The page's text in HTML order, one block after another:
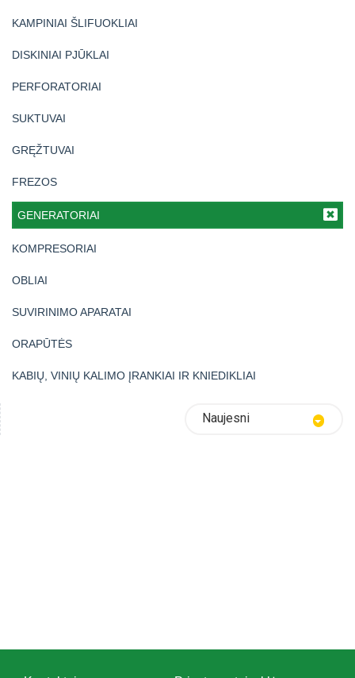
KAMPINIAI ŠLIFUOKLIAI
DISKINIAI PJŪKLAI
PERFORATORIAI
SUKTUVAI
GRĘŽTUVAI
FREZOS
GENERATORIAI
KOMPRESORIAI
OBLIAI
SUVIRINIMO APARATAI
ORAPŪTĖS
KABIŲ, VINIŲ KALIMO ĮRANKIAI IR KNIEDIKLIAI
Naujesni